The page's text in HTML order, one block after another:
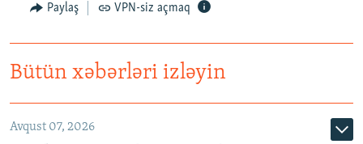
Paylaş VPN-siz açmaq
Bütün xəbərləri izləyin
Avqust 07, 2026